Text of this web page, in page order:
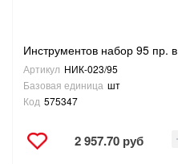
Инструментов набор 95
Артикул НИК-023/95
Базовая единица шт
Код 575347
2 957.70 руб